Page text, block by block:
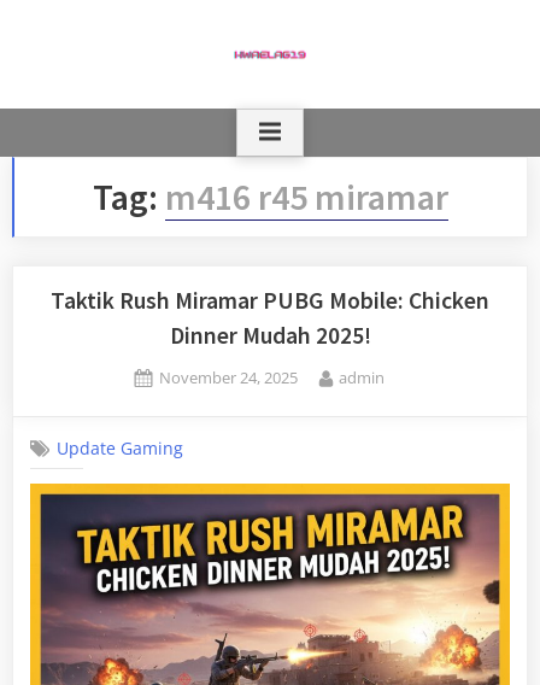
Tag: m416 r45 miramar
Taktik Rush Miramar PUBG Mobile: Chicken
Dinner Mudah 2025!
Posted
November 24, 2025 By
admin
Update Gaming